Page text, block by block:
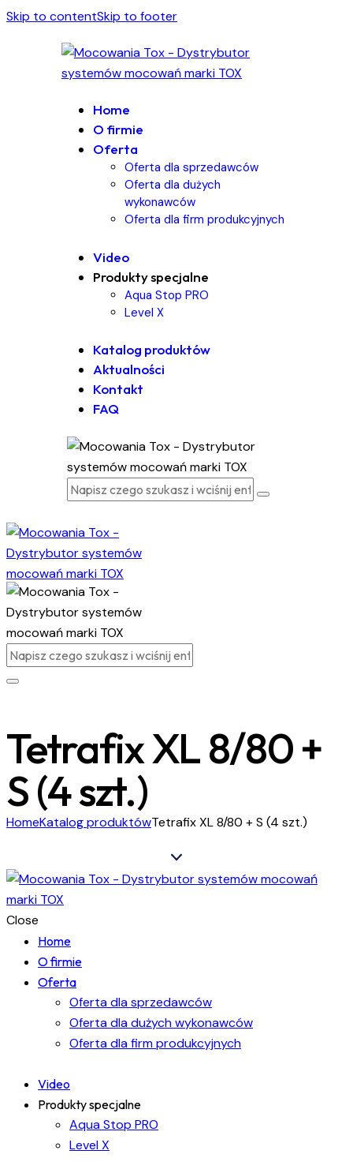
Skip to contentSkip to footer
Home
O firmie
Oferta
Oferta dla sprzedawców
Oferta dla dużych
wykonawców
Oferta dla firm produkcyjnych
Video
Produkty specjalne
Aqua Stop PRO
Level X
Katalog produktów
Aktualności
Kontakt
FAQ
Tetrafix XL 8/80 +
S (4 szt.)
HomeKatalog produktówTetrafix XL 8/80 + S (4 szt.)
Close
Home
O firmie
Oferta
Oferta dla sprzedawców
Oferta dla dużych wykonawców
Oferta dla firm produkcyjnych
Video
Produkty specjalne
Aqua Stop PRO
Level X